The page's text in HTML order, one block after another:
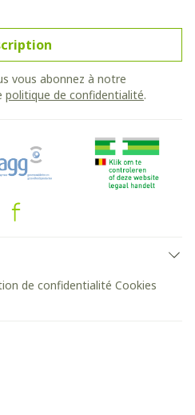
vous abonnez à notre
politique de confidentialité.
de confidentialité Cookies